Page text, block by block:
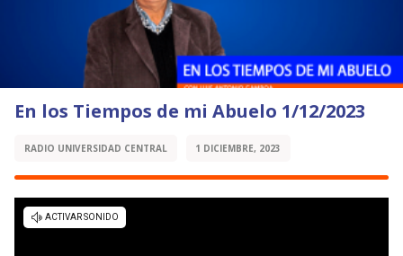
En los Tiempos de mi Abuelo 1/12/2023
RADIO UNIVERSIDAD CENTRAL 1 DICIEMBRE, 2023